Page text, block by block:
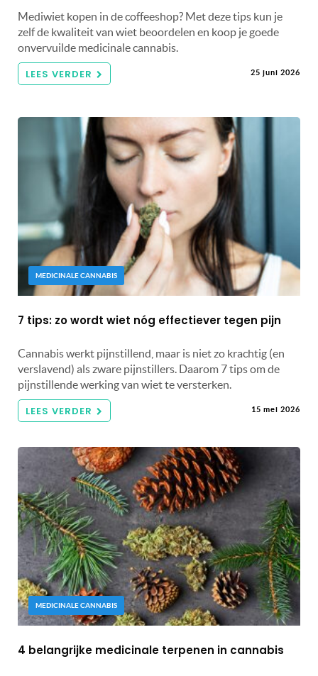
Mediwiet kopen in de coffeeshop? Met deze tips kun je
zelf de kwaliteit van wiet beoordelen en koop je goede
onvervuilde medicinale cannabis.
LEES VERDER 25 juni 2026
MEDICINALE CANNABIS
7 tips: zo wordt wiet nóg effectiever tegen pijn
Cannabis werkt pijnstillend, maar is niet zo krachtig (en
verslavend) als zware pijnstillers. Daarom 7 tips om de
pijnstillende werking van wiet te versterken.
LEES VERDER 15 mei 2026
MEDICINALE CANNABIS
4 belangrijke medicinale terpenen in cannabis